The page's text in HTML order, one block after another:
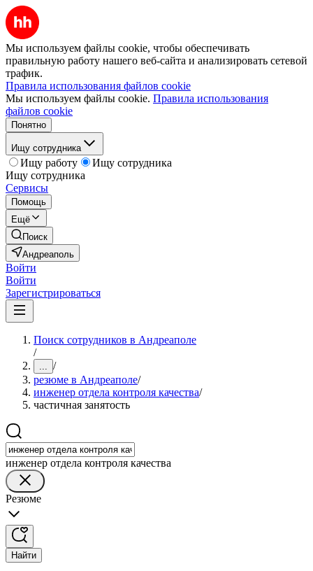
Мы используем файлы cookie, чтобы обеспечивать
правильную работу нашего веб-сайта и анализировать сетевой
трафик.
Правила использования файлов cookie
Мы используем файлы cookie. Правила использования
файлов cookie
Понятно
Ищу сотрудника
Ищу работу
Ищу сотрудника
Ищу сотрудника
Сервисы
Помощь
Ещё
Поиск
Андреаполь
Войти
Войти
Зарегистрироваться
Поиск сотрудников в Андреаполе
/
... /
резюме в Андреаполе/
инженер отдела контроля качества/
частичная занятость
инженер отдела контроля качества
Резюме
Найти